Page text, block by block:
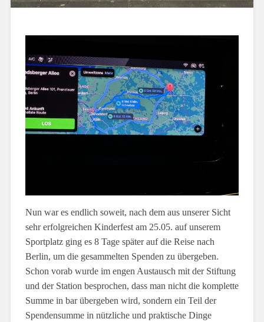
Nun war es endlich soweit, nach dem aus unserer Sicht
sehr erfolgreichen Kinderfest am 25.05. auf unserem
Sportplatz ging es 8 Tage später auf die Reise nach
Berlin, um die gesammelten Spenden zu übergeben.
Schon vorab wurde im engen Austausch mit der Stiftung
und der Station besprochen, dass man nicht die komplette
Summe in bar übergeben wird, sondern ein Teil der
Spendensumme in nützliche und praktische Dinge